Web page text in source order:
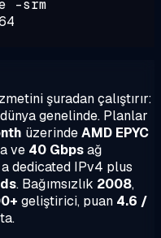
-srm
şuradan çalıştırır:
dünya genelinde. Planlar
üzerindeAMD EPYC
ve 40 Gbpsağ
dedicated IPv4 plus
. Bağımsızlık 2008,
geliştirici, puan 4.6 /